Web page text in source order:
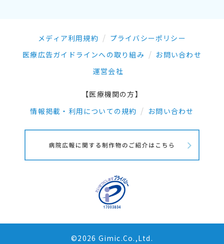
メディア利用規約
プライバシーポリシー
医療広告ガイドラインへの取り組み
お問い合わせ
運営会社
【医療機関の方】
情報掲載・利用についての規約
お問い合わせ
©2026 Gimic.Co.,Ltd.